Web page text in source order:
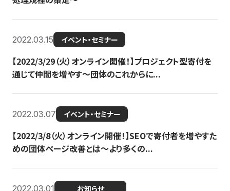
2022.03.15 イベント・セミナー
【2022/3/29（火）オンライン開催！】プロジェクト型寄付を
通じて仲間を増やす～団体のこれからに...
2022.03.07 イベント・セミナー
【2022/3/8（火）オンライン開催！】SEOで寄付者を増やすた
めの団体ページ改善とは～より多くの...
2022.03.01 お知らせ